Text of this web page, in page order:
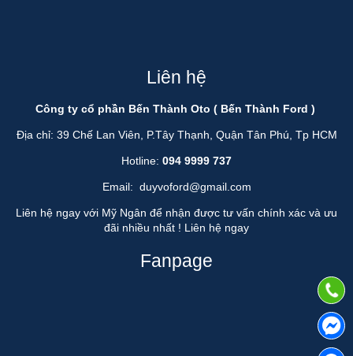
Liên hệ
Công ty cổ phần Bến Thành Oto ( Bến Thành Ford )
Địa chỉ: 39 Chế Lan Viên, P.Tây Thạnh, Quận Tân Phú, Tp HCM
Hotline: 094 9999 737
Email: duyvoford@gmail.com
Liên hệ ngay với Mỹ Ngân để nhận được tư vấn chính xác và ưu
đãi nhiều nhất ! Liên hệ ngay
Fanpage